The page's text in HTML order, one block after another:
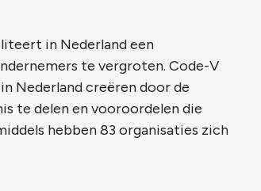
in Nederland een
te vergroten. Code-V
Nederland creëren door de
te delen en vooroordelen die
hebben 83 organisaties zich